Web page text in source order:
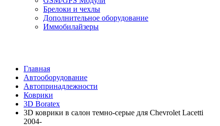
Брелоки и чехлы
Дополнительное оборудование
Иммобилайзеры
Главная
Автооборудование
Автопринадлежности
Коврики
3D Boratex
3D коврики в салон темно-серые для Chevrolet Lacetti
2004-